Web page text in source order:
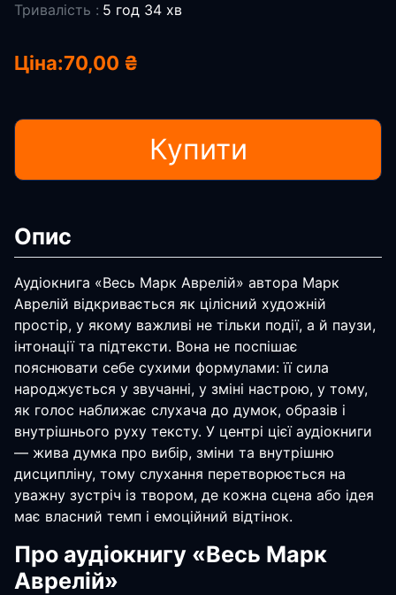
Тривалість : 5 год 34 хв
Ціна:70,00 ₴
Купити
Опис
Аудіокнига «Весь Марк Аврелій» автора Марк
Аврелій відкривається як цілісний художній
простір, у якому важливі не тільки події, а й паузи,
інтонації та підтексти. Вона не поспішає
пояснювати себе сухими формулами: її сила
народжується у звучанні, у зміні настрою, у тому,
як голос наближає слухача до думок, образів і
внутрішнього руху тексту. У центрі цієї аудіокниги
— жива думка про вибір, зміни та внутрішню
дисципліну, тому слухання перетворюється на
уважну зустріч із твором, де кожна сцена або ідея
має власний темп і емоційний відтінок.
Про аудіокнигу «Весь Марк
Аврелій»